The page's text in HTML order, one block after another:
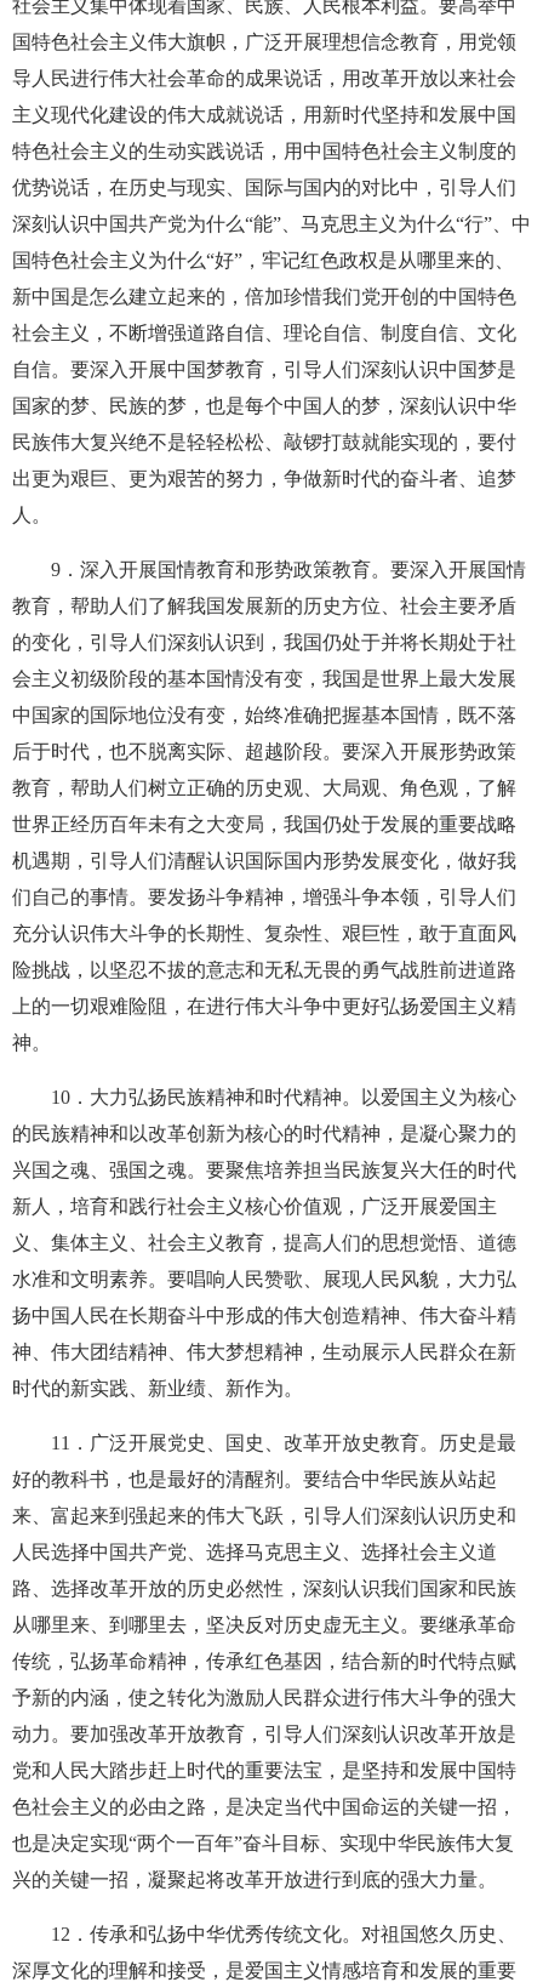
社会主义集中体现着国家、民族、人民根本利益。要高举中
国特色社会主义伟大旗帜，广泛开展理想信念教育，用党领
导人民进行伟大社会革命的成果说话，用改革开放以来社会
主义现代化建设的伟大成就说话，用新时代坚持和发展中国
特色社会主义的生动实践说话，用中国特色社会主义制度的
优势说话，在历史与现实、国际与国内的对比中，引导人们
深刻认识中国共产党为什么“能”、马克思主义为什么“行”、中
国特色社会主义为什么“好”，牢记红色政权是从哪里来的、
新中国是怎么建立起来的，倍加珍惜我们党开创的中国特色
社会主义，不断增强道路自信、理论自信、制度自信、文化
自信。要深入开展中国梦教育，引导人们深刻认识中国梦是
国家的梦、民族的梦，也是每个中国人的梦，深刻认识中华
民族伟大复兴绝不是轻轻松松、敲锣打鼓就能实现的，要付
出更为艰巨、更为艰苦的努力，争做新时代的奋斗者、追梦
人。
9 ．深入开展国情教育和形势政策教育。要深入开展国情
教育，帮助人们了解我国发展新的历史方位、社会主要矛盾
的变化，引导人们深刻认识到，我国仍处于并将长期处于社
会主义初级阶段的基本国情没有变，我国是世界上最大发展
中国家的国际地位没有变，始终准确把握基本国情，既不落
后于时代，也不脱离实际、超越阶段。要深入开展形势政策
教育，帮助人们树立正确的历史观、大局观、角色观，了解
世界正经历百年未有之大变局，我国仍处于发展的重要战略
机遇期，引导人们清醒认识国际国内形势发展变化，做好我
们自己的事情。要发扬斗争精神，增强斗争本领，引导人们
充分认识伟大斗争的长期性、复杂性、艰巨性，敢于直面风
险挑战，以坚忍不拔的意志和无私无畏的勇气战胜前进道路
上的一切艰难险阻，在进行伟大斗争中更好弘扬爱国主义精
神。
10 ．大力弘扬民族精神和时代精神。以爱国主义为核心
的民族精神和以改革创新为核心的时代精神，是凝心聚力的
兴国之魂、强国之魂。要聚焦培养担当民族复兴大任的时代
新人，培育和践行社会主义核心价值观，广泛开展爱国主
义、集体主义、社会主义教育，提高人们的思想觉悟、道德
水准和文明素养。要唱响人民赞歌、展现人民风貌，大力弘
扬中国人民在长期奋斗中形成的伟大创造精神、伟大奋斗精
神、伟大团结精神、伟大梦想精神，生动展示人民群众在新
时代的新实践、新业绩、新作为。
11 ．广泛开展党史、国史、改革开放史教育。历史是最
好的教科书，也是最好的清醒剂。要结合中华民族从站起
来、富起来到强起来的伟大飞跃，引导人们深刻认识历史和
人民选择中国共产党、选择马克思主义、选择社会主义道
路、选择改革开放的历史必然性，深刻认识我们国家和民族
从哪里来、到哪里去，坚决反对历史虚无主义。要继承革命
传统，弘扬革命精神，传承红色基因，结合新的时代特点赋
予新的内涵，使之转化为激励人民群众进行伟大斗争的强大
动力。要加强改革开放教育，引导人们深刻认识改革开放是
党和人民大踏步赶上时代的重要法宝，是坚持和发展中国特
色社会主义的必由之路，是决定当代中国命运的关键一招，
也是决定实现“两个一百年”奋斗目标、实现中华民族伟大复
兴的关键一招，凝聚起将改革开放进行到底的强大力量。
12 ．传承和弘扬中华优秀传统文化。对祖国悠久历史、
深厚文化的理解和接受，是爱国主义情感培育和发展的重要